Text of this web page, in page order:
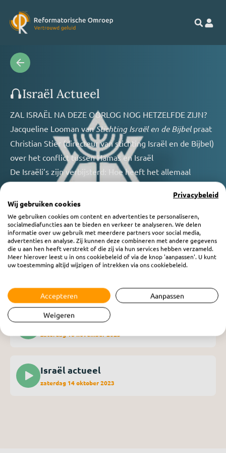
Israël Actueel
ZAL ISRAËL NA DEZE OORLOG NOG HETZELFDE ZIJN?
Jacqueline Looman vanStichting Israël en de Bijbelpraat
Christian Stier (directeur van stichting Israël en de Bijbel)
over het conflict tussen Hamas en Israël
De Israëli’s zijn verbijsterd: Hoe heeft het allemaal
oorlog nooit meer hetzelfde zijn.
Thema: Hamas - Israël: het begin van de eindtijd?
Een Bijbel in elk Joods huis
www.israelendebijbel.nl
Israël actueel
zaterdag 18 november 2023
Israël actueel
zaterdag 14 oktober 2023
Privacybeleid
Wij gebruiken cookies
We gebruiken cookies om content en advertenties te personaliseren,
socialmediafuncties aan te bieden en verkeer te analyseren. We delen
informatie over uw gebruik met meerdere partners voor social media,
advertenties en analyse. Zij kunnen deze combineren met andere gegevens
die u aan hen heeft verstrekt of die zij via hun services hebben verzameld.
Meer hierover leest u in ons cookiebeleid of via de knop 'aanpassen'. U kunt
uw toestemming altijd wijzigen of intrekken via ons cookiebeleid.
Accepteren Aanpassen
Weigeren